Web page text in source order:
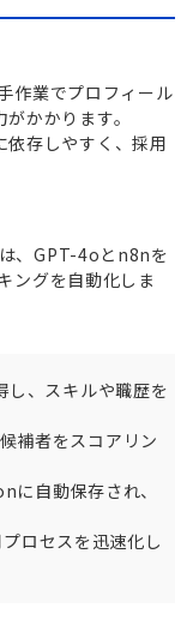
作業でプロフィール
かかります。
依存しやすく、採用
、GPT-4oとn8nを
ングを自動化しま
、スキルや職歴を
補者をスコアリン
自動保存され、
ロセスを迅速化し